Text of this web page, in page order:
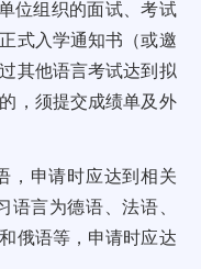
位组织的面试、考试
式入学通知书（或邀
其他语言考试达到拟
，须提交成绩单及外
，申请时应达到相关
言为德语、法语、
俄语等，申请时应达